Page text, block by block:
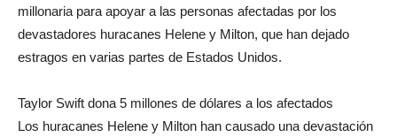
millonaria para apoyar a las personas afectadas por los
devastadores huracanes Helene y Milton, que han dejado
estragos en varias partes de Estados Unidos.
Taylor Swift dona 5 millones de dólares a los afectados
Los huracanes Helene y Milton han causado una devastación